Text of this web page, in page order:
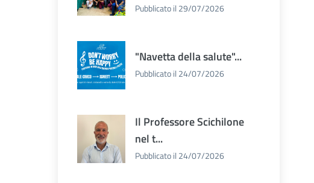
Pubblicato il 29/07/2026
"Navetta della salute"...
Pubblicato il 24/07/2026
Il Professore Scichilone
nel t...
Pubblicato il 24/07/2026